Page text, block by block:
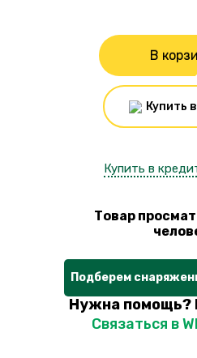
В
Купить
Купить в
Товар
Подберем
Нужна помощь?
Связаться в